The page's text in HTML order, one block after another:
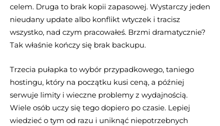
celem. Druga to brak kopii zapasowej. Wystarczy jeden
nieudany update albo konflikt wtyczek i tracisz
wszystko, nad czym pracowałeś. Brzmi dramatycznie?
Tak właśnie kończy się brak backupu.
Trzecia pułapka to wybór przypadkowego, taniego
hostingu, który na początku kusi ceną, a później
serwuje limity i wieczne problemy z wydajnością.
Wiele osób uczy się tego dopiero po czasie. Lepiej
wiedzieć o tym od razu i uniknąć niepotrzebnych